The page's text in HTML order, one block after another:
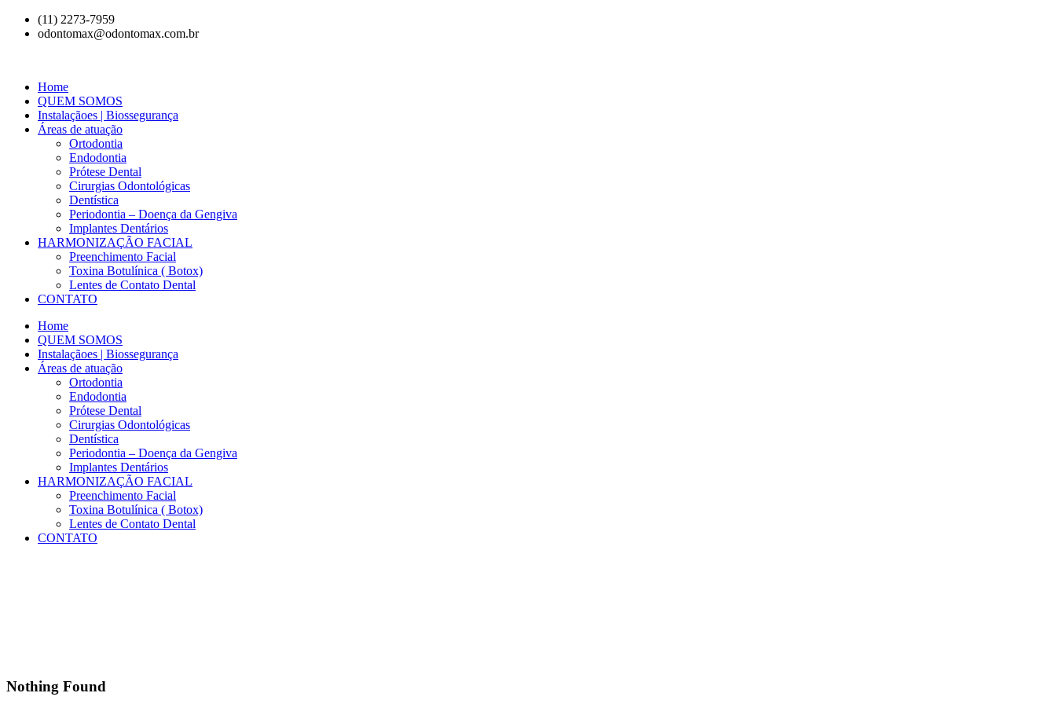
(11) 2273-7959
odontomax@odontomax.com.br
Home
QUEM SOMOS
Instalaçãoes | Biossegurança
Áreas de atuação
Ortodontia
Endodontia
Prótese Dental
Cirurgias Odontológicas
Dentística
Periodontia – Doença da Gengiva
Implantes Dentários
HARMONIZAÇÃO FACIAL
Preenchimento Facial
Toxina Botulínica ( Botox)
Lentes de Contato Dental
CONTATO
Home
QUEM SOMOS
Instalaçãoes | Biossegurança
Áreas de atuação
Ortodontia
Endodontia
Prótese Dental
Cirurgias Odontológicas
Dentística
Periodontia – Doença da Gengiva
Implantes Dentários
HARMONIZAÇÃO FACIAL
Preenchimento Facial
Toxina Botulínica ( Botox)
Lentes de Contato Dental
CONTATO
Nothing Found